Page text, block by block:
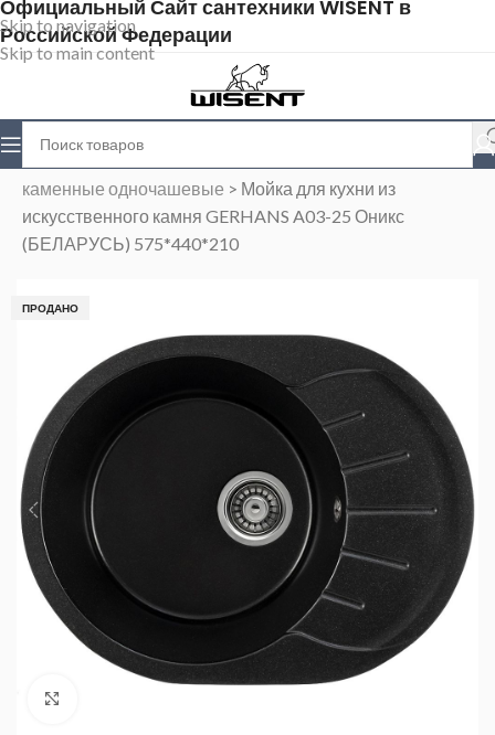
Skip to navigation
Skip to main content
Официальный Сайт сантехники WISENT в
Российской Федерации
Магазин
каменные одночашевые > Мойка для кухни из
искусственного камня GERHANS A03-25 Оникс
(БЕЛАРУСЬ) 575*440*210
ПРОДАНО